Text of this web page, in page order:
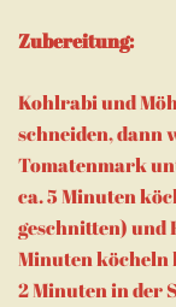
Zubereitung:
Kohlrabi und
schneiden, dann
Tomatenmark
ca. 5 Minuten
geschnitten) und
Minuten köcheln
2 Minuten in der